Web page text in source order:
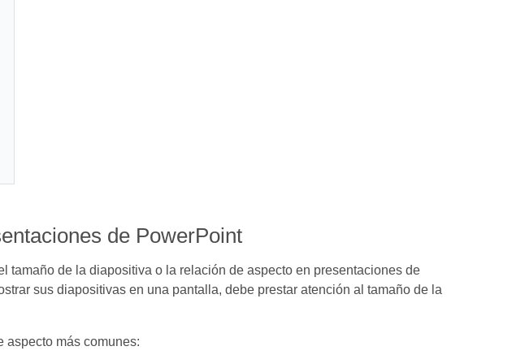
de PowerPoint
tamaño de la diapositiva o la relación de aspecto en presentaciones de
sus diapositivas en una pantalla, debe prestar atención al tamaño de la
aspecto más comunes: